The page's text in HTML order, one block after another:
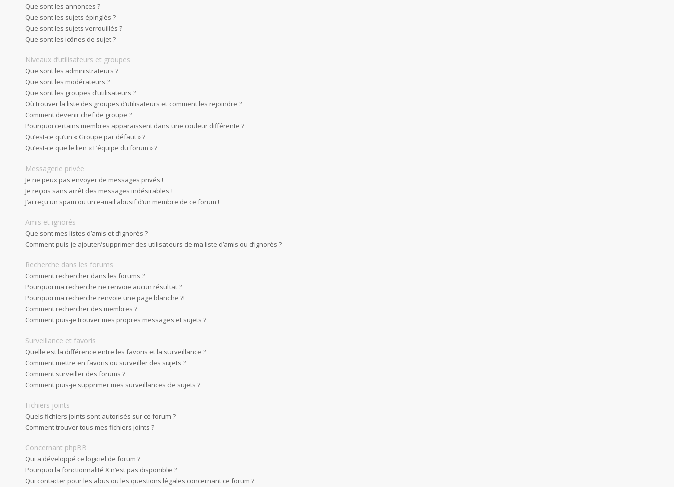
Que sont les annonces ?
Que sont les sujets épinglés ?
Que sont les sujets verrouillés ?
Que sont les icônes de sujet ?
Niveaux d’utilisateurs et groupes
Que sont les administrateurs ?
Que sont les modérateurs ?
Que sont les groupes d’utilisateurs ?
Où trouver la liste des groupes d’utilisateurs et comment les rejoindre ?
Comment devenir chef de groupe ?
Pourquoi certains membres apparaissent dans une couleur différente ?
Qu’est-ce qu’un « Groupe par défaut » ?
Qu’est-ce que le lien « L’équipe du forum » ?
Messagerie privée
Je ne peux pas envoyer de messages privés !
Je reçois sans arrêt des messages indésirables !
J’ai reçu un spam ou un e-mail abusif d’un membre de ce forum !
Amis et ignorés
Que sont mes listes d’amis et d’ignorés ?
Comment puis-je ajouter/supprimer des utilisateurs de ma liste d’amis ou d’ignorés ?
Recherche dans les forums
Comment rechercher dans les forums ?
Pourquoi ma recherche ne renvoie aucun résultat ?
Pourquoi ma recherche renvoie une page blanche ?!
Comment rechercher des membres ?
Comment puis-je trouver mes propres messages et sujets ?
Surveillance et favoris
Quelle est la différence entre les favoris et la surveillance ?
Comment mettre en favoris ou surveiller des sujets ?
Comment surveiller des forums ?
Comment puis-je supprimer mes surveillances de sujets ?
Fichiers joints
Quels fichiers joints sont autorisés sur ce forum ?
Comment trouver tous mes fichiers joints ?
Concernant phpBB
Qui a développé ce logiciel de forum ?
Pourquoi la fonctionnalité X n’est pas disponible ?
Qui contacter pour les abus ou les questions légales concernant ce forum ?